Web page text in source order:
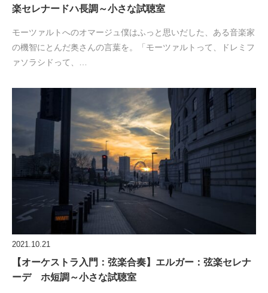
楽セレナードハ長調～小さな試聴室
モーツァルトへのオマージュ僕はふっと思いだした、ある音楽家
の機智にとんだ奥さんの言葉を。「モーツァルトって、ドレミフ
ァソラシドって、…
2021.10.21
【オーケストラ入門：弦楽合奏】エルガー：弦楽セレナ
ーデ ホ短調～小さな試聴室